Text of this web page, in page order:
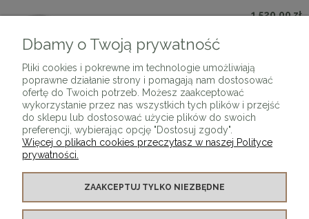
1 520,00 zł
DO KOSZYKA
Dbamy o Twoją prywatność
Pliki cookies i pokrewne im technologie umożliwiają
poprawne działanie strony i pomagają nam dostosować
ofertę do Twoich potrzeb. Możesz zaakceptować
wykorzystanie przez nas wszystkich tych plików i przejść
do sklepu lub dostosować użycie plików do swoich
preferencji, wybierając opcję "Dostosuj zgody".
Więcej o plikach cookies przeczytasz w naszej Polityce
prywatności.
ZAAKCEPTUJ TYLKO NIEZBĘDNE